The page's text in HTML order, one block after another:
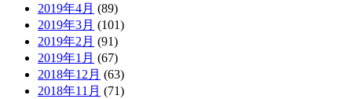
2019年4月 (89)
2019年3月 (101)
2019年2月 (91)
2019年1月 (67)
2018年12月 (63)
2018年11月 (71)